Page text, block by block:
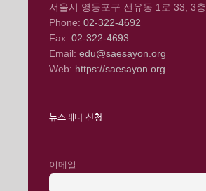
서울시 영등포구 선유동 1로 33, 3층
Phone: 02-322-4692
Fax: 02-322-4693
Email: edu@saesayon.org
Web: https://saesayon.org
뉴스레터 신청
이메일